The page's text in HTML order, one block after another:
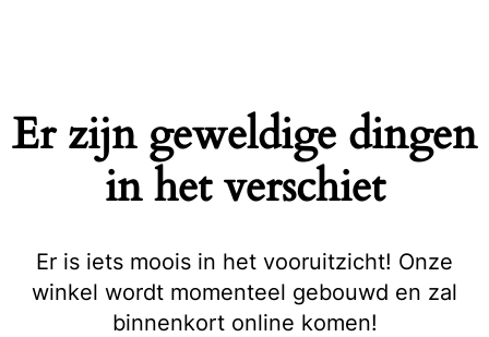
Er zijn geweldige dingen
in het verschiet
Er is iets moois in het vooruitzicht! Onze
winkel wordt momenteel gebouwd en zal
binnenkort online komen!